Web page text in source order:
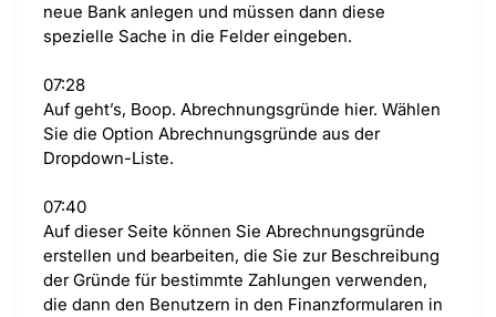
neue Bank anlegen und müssen dann diese
spezielle Sache in die Felder eingeben.
07:28
Auf geht’s, Boop. Abrechnungsgründe hier. Wählen
Sie die Option Abrechnungsgründe aus der
Dropdown-Liste.
07:40
Auf dieser Seite können Sie Abrechnungsgründe
erstellen und bearbeiten, die Sie zur Beschreibung
der Gründe für bestimmte Zahlungen verwenden,
die dann den Benutzern in den Finanzformularen in